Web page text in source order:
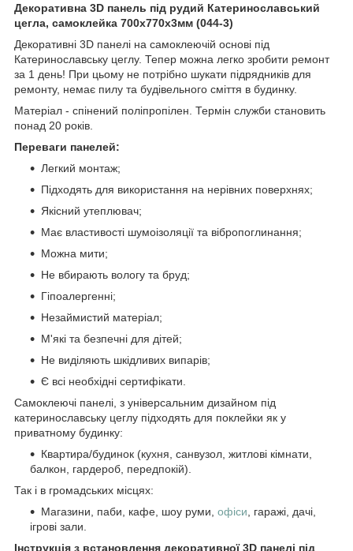
Декоративна 3D панель під рудий Катеринославський
цегла, самоклейка 700х770х3мм (044-3)
Декоративні 3D панелі на самоклеючій основі під
Катеринославську цеглу. Тепер можна легко зробити ремонт
за 1 день! При цьому не потрібно шукати підрядників для
ремонту, немає пилу та будівельного сміття в будинку.
Матеріал - спінений поліпропілен. Термін служби становить
понад 20 років.
Переваги панелей:
Легкий монтаж;
Підходять для використання на нерівних поверхнях;
Якісний утеплювач;
Має властивості шумоізоляції та вібропоглинання;
Можна мити;
Не вбирають вологу та бруд;
Гіпоалергенні;
Незаймистий матеріал;
М'які та безпечні для дітей;
Не виділяють шкідливих випарів;
Є всі необхідні сертифікати.
Самоклеючі панелі, з універсальним дизайном під
катеринославську цеглу підходять для поклейки як у
приватному будинку:
Квартира/будинок (кухня, санвузол, житлові кімнати,
балкон, гардероб, передпокій).
Так і в громадських місцях:
Магазини, паби, кафе, шоу руми, офіси , гаражі, дачі,
ігрові зали.
Інструкція з встановлення декоративної 3D панелі під